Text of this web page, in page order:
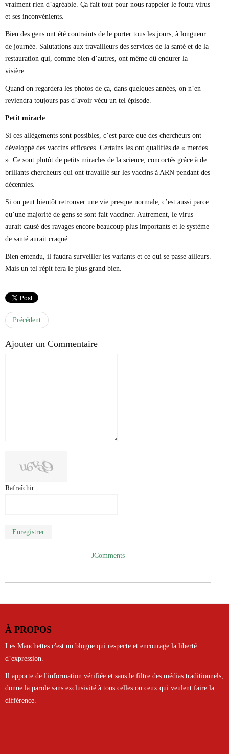
vraiment rien d’agréable. Ça fait tout pour nous rappeler le foutu virus
et ses inconvénients.
Bien des gens ont été contraints de le porter tous les jours, à longueur
de journée. Salutations aux travailleurs des services de la santé et de la
restauration qui, comme bien d’autres, ont même dû endurer la
visière.
Quand on regardera les photos de ça, dans quelques années, on n’en
reviendra toujours pas d’avoir vécu un tel épisode.
Petit miracle
Si ces allègements sont possibles, c’est parce que des chercheurs ont
développé des vaccins efficaces. Certains les ont qualifiés de « merdes
». Ce sont plutôt de petits miracles de la science, concoctés grâce à de
brillants chercheurs qui ont travaillé sur les vaccins à ARN pendant des
décennies.
Si on peut bientôt retrouver une vie presque normale, c’est aussi parce
qu’une majorité de gens se sont fait vacciner. Autrement, le virus
aurait causé des ravages encore beaucoup plus importants et le système
de santé aurait craqué.
Bien entendu, il faudra surveiller les variants et ce qui se passe ailleurs.
Mais un tel répit fera le plus grand bien.
Précédent
Ajouter un Commentaire
Rafraîchir
Enregistrer
JComments
À PROPOS
Les Manchettes c'est un blogue qui respecte et encourage la liberté
d’expression.
Il apporte de l'information vérifiée et sans le filtre des médias traditionnels,
donne la parole sans exclusivité à tous celles ou ceux qui veulent faire la
différence.